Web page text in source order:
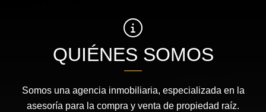
QUIÉNES SOMOS
Somos una agencia inmobiliaria, especializada en la
asesoría para la compra y venta de propiedad raíz.